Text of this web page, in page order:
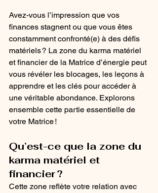
Avez-vous l’impression que vos
finances stagnent ou que vous êtes
constamment confronté(e) à des défis
matériels ? La zone du karma matériel
et financier de la Matrice d’énergie peut
vous révéler les blocages, les leçons à
apprendre et les clés pour accéder à
une véritable abondance. Explorons
ensemble cette partie essentielle de
votre Matrice !
Qu’est-ce que la zone du
karma matériel et
financier ?
Cette zone reflète votre relation avec